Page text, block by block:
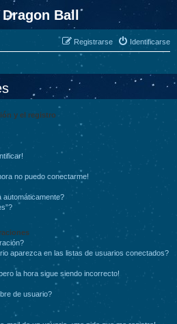
Ball
Identificarse
Registrarse
y el registro
no puedo conectarme!
automáticamente?
aparezca en las listas de usuarios conectados?
la hora sigue siendo incorrecto!
de usuario?